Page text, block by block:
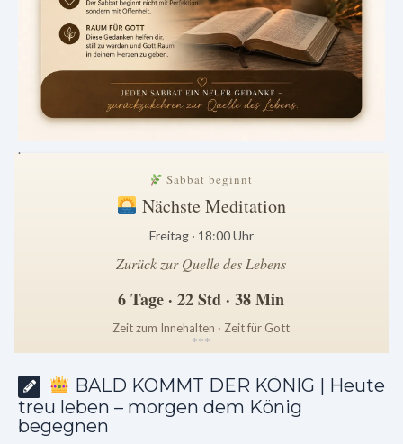
.
Sabbat beginnt
Nächste Meditation
Freitag · 18:00 Uhr
Zurück zur Quelle des Lebens
6 Tage · 22 Std · 38 Min
Zeit zum Innehalten · Zeit für Gott
***
BALD KOMMT DER KÖNIG | Heute
treu leben – morgen dem König
begegnen